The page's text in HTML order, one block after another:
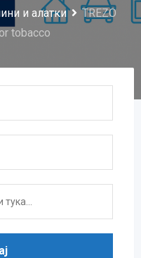
и алатки
TREZO
tobacco